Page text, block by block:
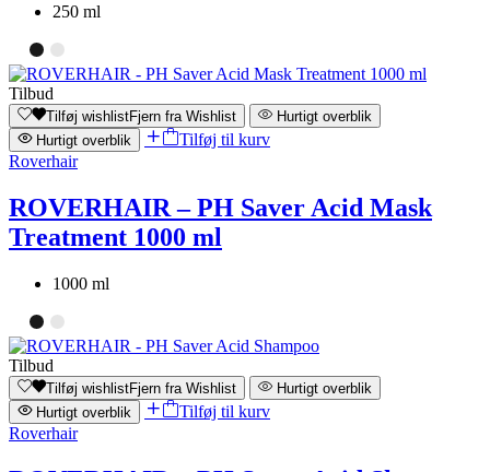
250 ml
Tilbud
Tilføj wishlistFjern fra Wishlist
Hurtigt overblik
Hurtigt overblik
Tilføj til kurv
Roverhair
ROVERHAIR – PH Saver Acid Mask
Treatment 1000 ml
1000 ml
Tilbud
Tilføj wishlistFjern fra Wishlist
Hurtigt overblik
Hurtigt overblik
Tilføj til kurv
Roverhair